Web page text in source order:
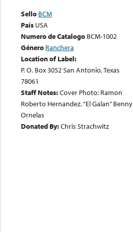
Sello BCM
País USA
Numero de Catalogo BCM-1002
Género Ranchera
Location of Label:
P. O. Box 3052 San Antonio, Texas
78061
Staff Notes:Cover Photo: Ramon
Roberto Hernandez. “El Galan” Benny
Ornelas
Donated By:Chris Strachwitz